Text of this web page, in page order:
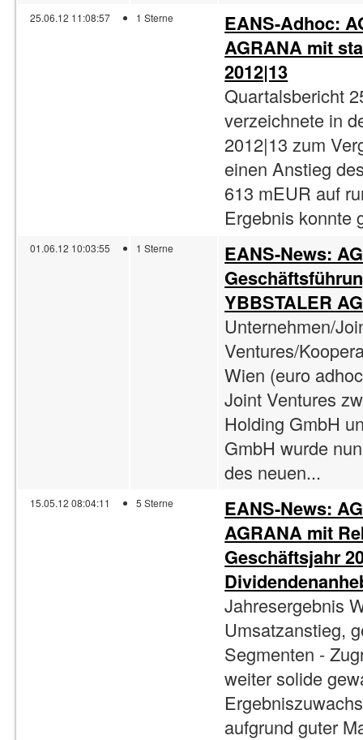
25.06.12 11:08:57 1 Sterne
EANS-Adhoc:
AGRANA mit
2012|13
Quartalsbericht
verzeichnete in
2012|13 zum
einen Anstieg
613 mEUR auf
Ergebnis konnte
01.06.12 10:03:55 1 Sterne
EANS-News:
YBBSTALER
Unternehmen/
Ventures/
Wien (euro
Joint Ventures
Holding GmbH
GmbH wurde
des neuen...
15.05.12 08:04:11 5 Sterne
EANS-News:
AGRANA mit
Geschäftsjahr
Jahresergebnis
Umsatzanstieg,
Segmenten -
weiter solide
aufgrund guter